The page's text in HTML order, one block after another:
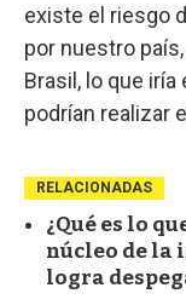
existe el riesgo
por nuestro
Brasil, lo que
podrían realizar
RELACIONADAS
¿Qué es lo
núcleo de la
logra